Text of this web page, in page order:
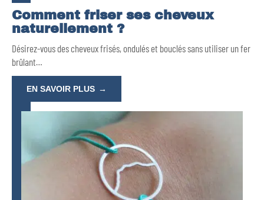
Comment friser ses cheveux
naturellement ?
Désirez-vous des cheveux frisés, ondulés et bouclés sans utiliser un fer
brûlant…
EN SAVOIR PLUS